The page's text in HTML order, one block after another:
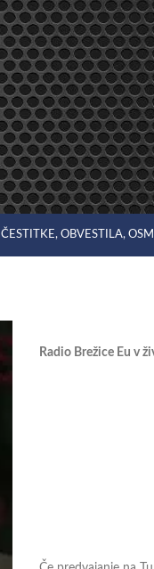
ČESTITKE, OBVESTILA,
Radio Brežice Eu v